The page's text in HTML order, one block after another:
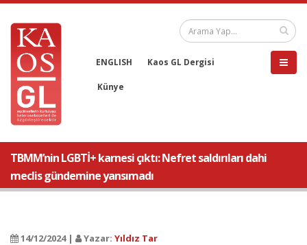
ENGLISH Kaos GL Dergisi
Künye
TBMM’nin LGBTİ+ karnesi çıktı: Nefret saldırıları dahi
meclis gündemine yansımadı
14/12/2024 | Yazar: Yıldız Tar